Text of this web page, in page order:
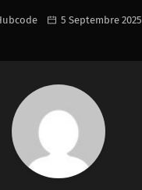
5 Septembre 2025